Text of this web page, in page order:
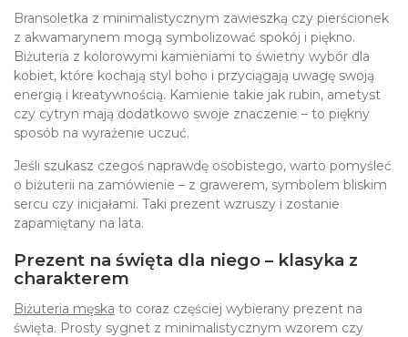
Bransoletka z minimalistycznym zawieszką czy pierścionek
z akwamarynem mogą symbolizować spokój i piękno.
Biżuteria z kolorowymi kamieniami to świetny wybór dla
kobiet, które kochają styl boho i przyciągają uwagę swoją
energią i kreatywnością. Kamienie takie jak rubin, ametyst
czy cytryn mają dodatkowo swoje znaczenie – to piękny
sposób na wyrażenie uczuć.
Jeśli szukasz czegoś naprawdę osobistego, warto pomyśleć
o biżuterii na zamówienie – z grawerem, symbolem bliskim
sercu czy inicjałami. Taki prezent wzruszy i zostanie
zapamiętany na lata.
Prezent na święta dla niego – klasyka z
charakterem
Biżuteria męska to coraz częściej wybierany prezent na
święta. Prosty sygnet z minimalistycznym wzorem czy